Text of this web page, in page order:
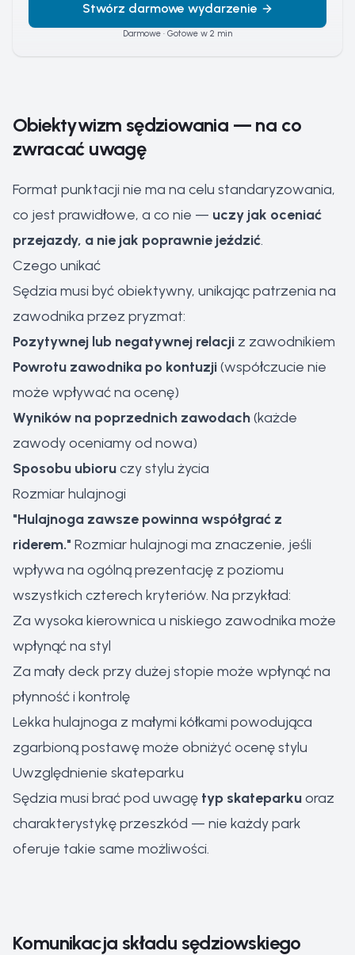
Stwórz darmowe wydarzenie
Darmowe · Gotowe w 2 min
Obiektywizm sędziowania — na co
zwracać uwagę
Format punktacji nie ma na celu standaryzowania,
co jest prawidłowe, a co nie — uczy jak oceniać
przejazdy, a nie jak poprawnie jeździć.
Czego unikać
Sędzia musi być obiektywny, unikając patrzenia na
zawodnika przez pryzmat:
Pozytywnej lub negatywnej relacji z zawodnikiem
Powrotu zawodnika po kontuzji(współczucie nie
może wpływać na ocenę)
Wyników na poprzednich zawodach(każde
zawody oceniamy od nowa)
Sposobu ubioruczy stylu życia
Rozmiar hulajnogi
"Hulajnoga zawsze powinna współgrać z
riderem." Rozmiar hulajnogi ma znaczenie, jeśli
wpływa na ogólną prezentację z poziomu
wszystkich czterech kryteriów. Na przykład:
Za wysoka kierownica u niskiego zawodnika może
wpłynąć na styl
Za mały deck przy dużej stopie może wpłynąć na
płynność i kontrolę
Lekka hulajnoga z małymi kółkami powodująca
zgarbioną postawę może obniżyć ocenę stylu
Uwzględnienie skateparku
Sędzia musi brać pod uwagę typ skateparkuoraz
charakterystykę przeszkód — nie każdy park
oferuje takie same możliwości.
Komunikacja składu sędziowskiego